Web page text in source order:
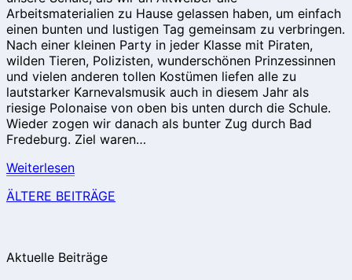
Arbeitsmaterialien zu Hause gelassen haben, um einfach
einen bunten und lustigen Tag gemeinsam zu verbringen.
Nach einer kleinen Party in jeder Klasse mit Piraten,
wilden Tieren, Polizisten, wunderschönen Prinzessinnen
und vielen anderen tollen Kostümen liefen alle zu
lautstarker Karnevalsmusik auch in diesem Jahr als
riesige Polonaise von oben bis unten durch die Schule.
Wieder zogen wir danach als bunter Zug durch Bad
Fredeburg. Ziel waren…
WeiterlesenWeiterlesen
Beitragsnavigation
ÄLTERE BEITRÄGE
Aktuelle Beiträge